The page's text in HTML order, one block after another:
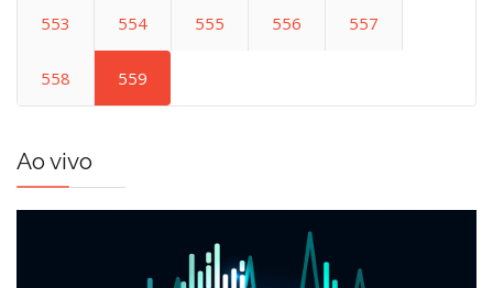
553 554 555 556 557
558 559
Ao vivo